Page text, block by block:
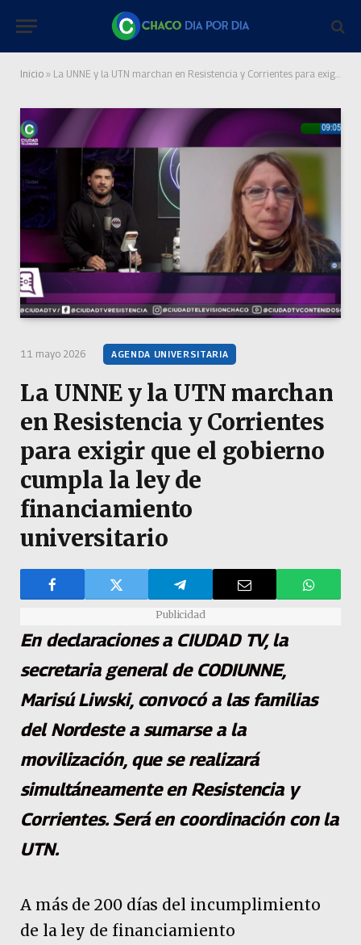
Inicio » La UNNE y la UTN marchan en Resistencia y Corrientes para exigir que el gobierno cumpla la ley de financiamiento universitario
11 mayo 2026 AGENDA UNIVERSITARIA
La UNNE y la UTN marchan
en Resistencia y Corrientes
para exigir que el gobierno
cumpla la ley de
financiamiento
universitario
Publicidad
En declaraciones a CIUDAD TV, la
secretaria general de CODIUNNE,
Marisú Liwski, convocó a las familias
del Nordeste a sumarse a la
movilización, que se realizará
simultáneamente en Resistencia y
Corrientes. Será en coordinación con la
UTN.
A más de 200 días del incumplimiento
de la ley de financiamiento